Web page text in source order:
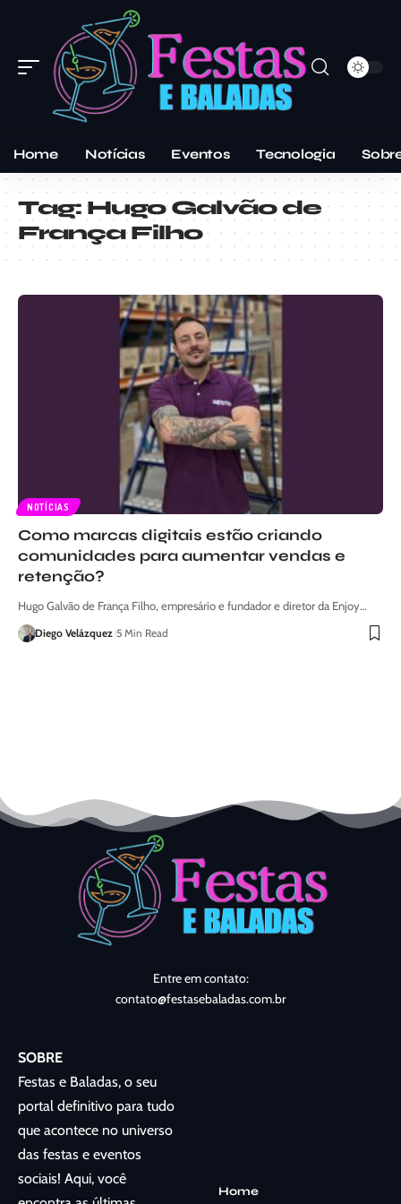
Home Notícias Eventos Tecnologia
Tag:Hugo Galvão de
França Filho
NOTÍCIAS
Como marcas digitais estão criando
comunidades para aumentar vendas e
retenção?
Hugo Galvão de França Filho, empresário e fundador e diretor da Enjoy…
Diego Velázquez 5 Min Read
Entre em contato:
contato@festasebaladas.com.br
SOBRE
Festas e Baladas, o seu
portal definitivo para tudo
que acontece no universo
das festas e eventos
sociais! Aqui, você
Home